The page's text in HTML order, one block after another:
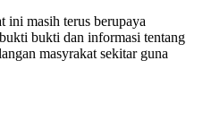
ini masih terus berupaya
bukti dan informasi tentang
masyrakat sekitar guna